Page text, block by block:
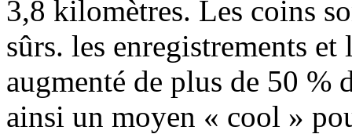
3,8 kilomètres. Les coins
sûrs. les enregistrements
augmenté de plus de 50 %
ainsi un moyen « cool »